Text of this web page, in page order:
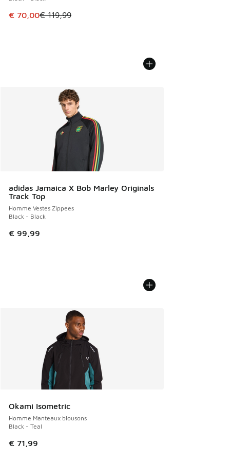
Cet article est en promotion. Prix en baisse de € 119,99 à
€ 70,00€ 119,99
adidas Jamaica X Bob Marley Originals
Track Top
Homme Vestes Zippees
Black - Black
€ 99,99
Okami Isometric
Homme Manteaux blousons
Black - Teal
€ 71,99